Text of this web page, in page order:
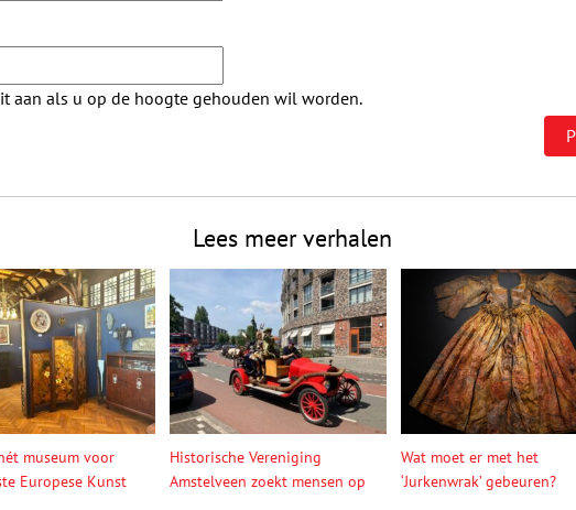
aan als u op de hoogte gehouden wil worden.
Lees meer verhalen
museum voor
Europese Kunst
Historische Vereniging
Amstelveen zoekt mensen op
Wat moet er met het
‘Jurkenwrak’ gebeuren?